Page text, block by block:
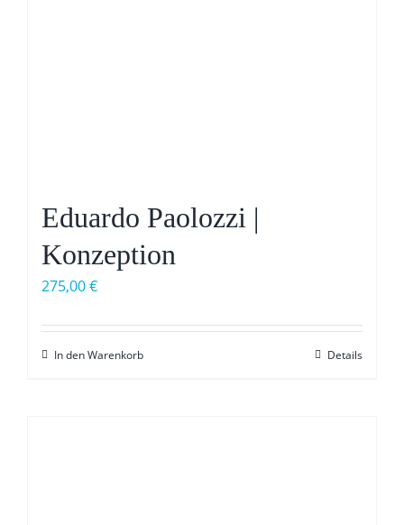
Eduardo Paolozzi |
Konzeption
275,00€
In den Warenkorb Details